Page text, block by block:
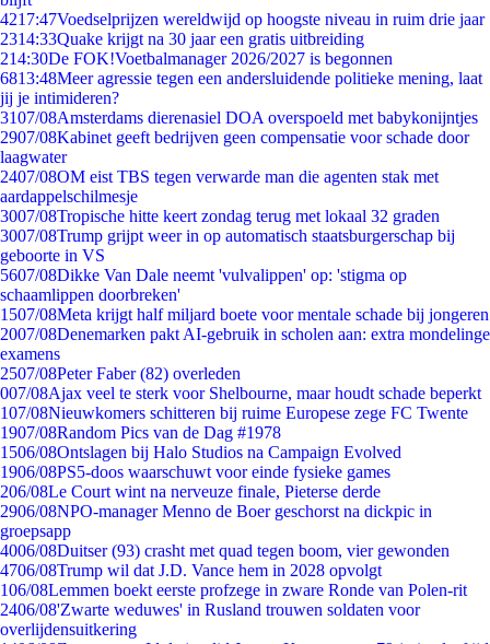
4217:47Voedselprijzen wereldwijd op hoogste niveau in ruim drie jaar
2314:33Quake krijgt na 30 jaar een gratis uitbreiding
214:30De FOK!Voetbalmanager 2026/2027 is begonnen
6813:48Meer agressie tegen een andersluidende politieke mening, laat
jij je intimideren?
3107/08Amsterdams dierenasiel DOA overspoeld met babykonijntjes
2907/08Kabinet geeft bedrijven geen compensatie voor schade door
laagwater
2407/08OM eist TBS tegen verwarde man die agenten stak met
aardappelschilmesje
3007/08Tropische hitte keert zondag terug met lokaal 32 graden
3007/08Trump grijpt weer in op automatisch staatsburgerschap bij
geboorte in VS
5607/08Dikke Van Dale neemt 'vulvalippen' op: 'stigma op
schaamlippen doorbreken'
1507/08Meta krijgt half miljard boete voor mentale schade bij jongeren
2007/08Denemarken pakt AI-gebruik in scholen aan: extra mondelinge
examens
2507/08Peter Faber (82) overleden
007/08Ajax veel te sterk voor Shelbourne, maar houdt schade beperkt
107/08Nieuwkomers schitteren bij ruime Europese zege FC Twente
1907/08Random Pics van de Dag #1978
1506/08Ontslagen bij Halo Studios na Campaign Evolved
1906/08PS5-doos waarschuwt voor einde fysieke games
206/08Le Court wint na nerveuze finale, Pieterse derde
2906/08NPO-manager Menno de Boer geschorst na dickpic in
groepsapp
4006/08Duitser (93) crasht met quad tegen boom, vier gewonden
4706/08Trump wil dat J.D. Vance hem in 2028 opvolgt
106/08Lemmen boekt eerste profzege in zware Ronde van Polen-rit
2406/08'Zwarte weduwes' in Rusland trouwen soldaten voor
overlijdensuitkering